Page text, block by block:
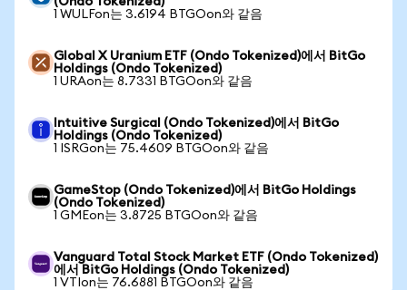
1 WULFon는 3.6194 BTGOon와 같음
Global X Uranium ETF (Ondo Tokenized)에서 BitGo
Holdings (Ondo Tokenized)
1 URAon는 8.7331 BTGOon와 같음
Intuitive Surgical (Ondo Tokenized)에서 BitGo
Holdings (Ondo Tokenized)
1 ISRGon는 75.4609 BTGOon와 같음
GameStop (Ondo Tokenized)에서 BitGo Holdings
(Ondo Tokenized)
1 GMEon는 3.8725 BTGOon와 같음
Vanguard Total Stock Market ETF (Ondo Tokenized)
에서 BitGo Holdings (Ondo Tokenized)
1 VTIon는 76.6881 BTGOon와 같음